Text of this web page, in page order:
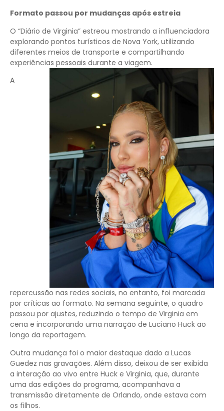
Formato passou por mudanças após estreia
O “Diário de Virginia” estreou mostrando a influenciadora
explorando pontos turísticos de Nova York, utilizando
diferentes meios de transporte e compartilhando
experiências pessoais durante a viagem.
A
repercussão nas redes sociais, no entanto, foi marcada
por críticas ao formato. Na semana seguinte, o quadro
passou por ajustes, reduzindo o tempo de Virginia em
cena e incorporando uma narração de Luciano Huck ao
longo da reportagem.
Outra mudança foi o maior destaque dado a Lucas
Guedez nas gravações. Além disso, deixou de ser exibida
a interação ao vivo entre Huck e Virginia, que, durante
uma das edições do programa, acompanhava a
transmissão diretamente de Orlando, onde estava com
os filhos.